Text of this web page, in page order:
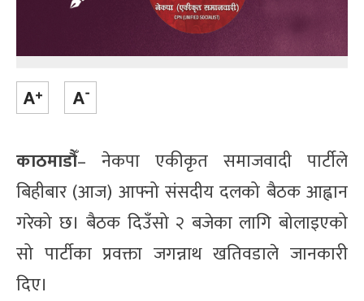
काठमाडौँ– नेकपा एकीकृत समाजवादी पार्टीले
बिहीबार (आज) आफ्नो संसदीय दलको बैठक आह्वान
गरेको छ। बैठक दिउँसो २ बजेका लागि बोलाइएको
सो पार्टीका प्रवक्ता जगन्नाथ खतिवडाले जानकारी
दिए।